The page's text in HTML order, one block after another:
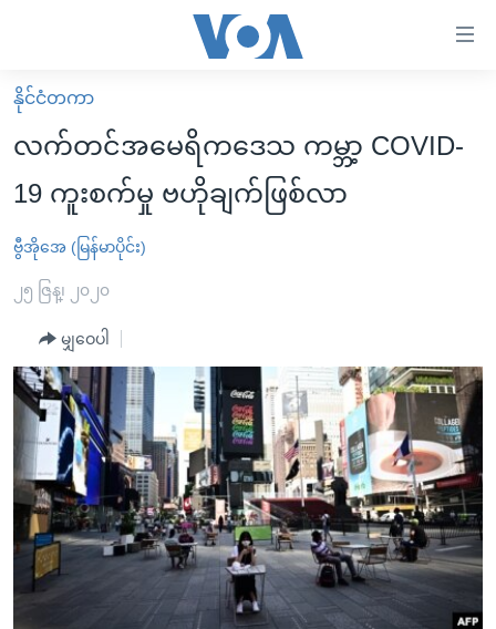
လွယ်ကူ
စေ
သည့်
များ
ပင်မ
ကျော်
ကြည့်
ပင်မ
အ
ညွန်း
စာမျက်နှာ
သို့
မူလစာမျက်နှာ
မြန်မာ
ကမ္ဘာ့သတင်းများ
နိုင်ငံတကာ
အမေရိကန်
အစ္စရေး-ပါလက်စတိုင်း
ဗွီဒီယို
သတင်းလွတ်လပ်ခွင့်
အင်္ဂလိပ်စာလေ့လာမယ်
အမေရိကန်သုံးအီဒီယံ
မကြေးမုံရဲ့ အင်္ဂလိပ်စာ
ရုပ်ရှင်ထဲက အင်္ဂလိပ်စာ
သုတပဒေသာ အင်္ဂလိပ်စာ
အပတ်စဉ်ကဏ္ဍများ
ရေဒီယို
တီဗွီ
ရေဒီယိုနှင့်ရုပ်သံ အချက်အလက်များ
ရေဒီယို/တီဗွီအစီအစဉ်
Learning English
ဗွီအိုအေ လူမှုကွန်ယက်များ
နိုင်ငံတကာ
လက်တင်အမေရိကဒေသ ကမ္ဘာ့ COVID-
19 ကူးစက်မှု ဗဟိုချက်ဖြစ်လာ
ဗွီအိုအေ (မြန်မာပိုင်း)
၂၅ ဇြန္၊ ၂၀၂၀
မျှဝေပါ